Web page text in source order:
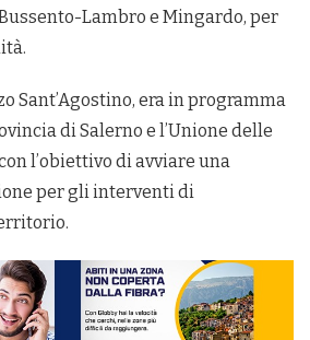
Lambro e Mingardo, per
Sant’Agostino, era in programma
di Salerno e l’Unione delle
l’obiettivo di avviare una
per gli interventi di